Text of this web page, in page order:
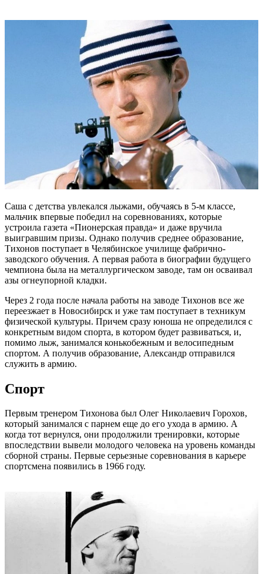
Саша с детства увлекался лыжами, обучаясь в 5-м классе,
мальчик впервые победил на соревнованиях, которые
устроила газета «Пионерская правда» и даже вручила
выигравшим призы. Однако получив среднее образование,
Тихонов поступает в Челябинское училище фабрично-
заводского обучения. А первая работа в биографии будущего
чемпиона была на металлургическом заводе, там он осваивал
азы огнеупорной кладки.
Через 2 года после начала работы на заводе Тихонов все же
переезжает в Новосибирск и уже там поступает в техникум
физической культуры. Причем сразу юноша не определился с
конкретным видом спорта, в котором будет развиваться, и,
помимо лыж, занимался конькобежным и велосипедным
спортом. А получив образование, Александр отправился
служить в армию.
Спорт
Первым тренером Тихонова был Олег Николаевич Горохов,
который занимался с парнем еще до его ухода в армию. А
когда тот вернулся, они продолжили тренировки, которые
впоследствии вывели молодого человека на уровень команды
сборной страны. Первые серьезные соревнования в карьере
спортсмена появились в 1966 году.